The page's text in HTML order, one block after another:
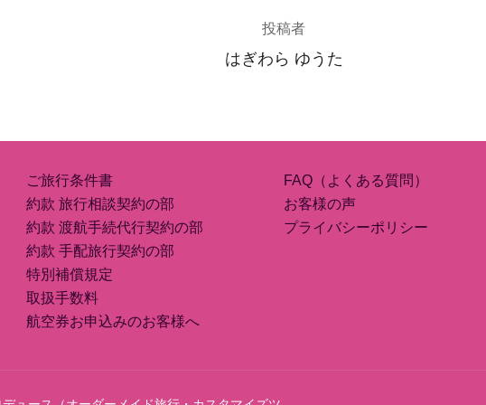
投稿者
はぎわら ゆうた
ご旅行条件書
約款 旅行相談契約の部
約款 渡航手続代行契約の部
約款 手配旅行契約の部
特別補償規定
取扱手数料
航空券お申込みのお客様へ
FAQ（よくある質問）
お客様の声
プライバシーポリシー